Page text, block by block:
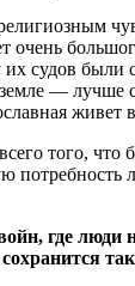
очень
их судов
— лучше
того,
где